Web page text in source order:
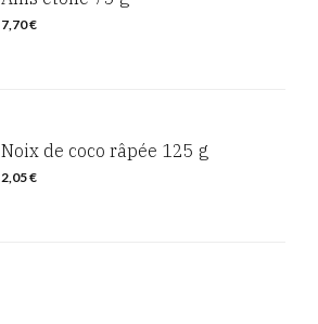
7,70€
Noix de coco râpée 125 g
2,05€